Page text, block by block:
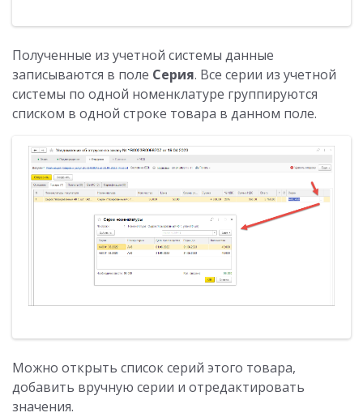
Полученные из учетной системы данные
записываются в поле Серия. Все серии из учетной
системы по одной номенклатуре группируются
списком в одной строке товара в данном поле.
Можно открыть список серий этого товара,
добавить вручную серии и отредактировать
значения.